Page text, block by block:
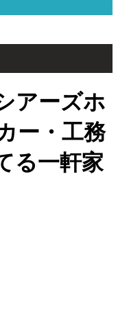
アーズホ
ー・工務
る一軒家